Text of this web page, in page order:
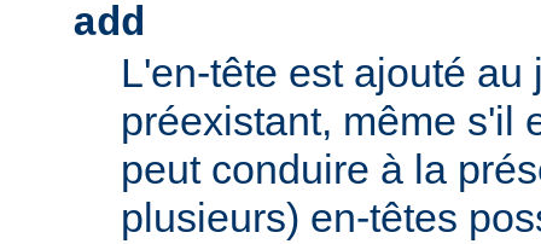
add
L'en-tête est ajouté au
préexistant, même s'il
peut conduire à la
plusieurs) en-têtes